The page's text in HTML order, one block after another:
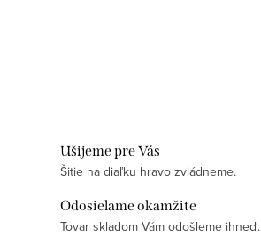
Ušijeme pre Vás
Šitie na diaľku hravo zvládneme.
Odosielame okamžite
Tovar skladom Vám odošleme ihneď.